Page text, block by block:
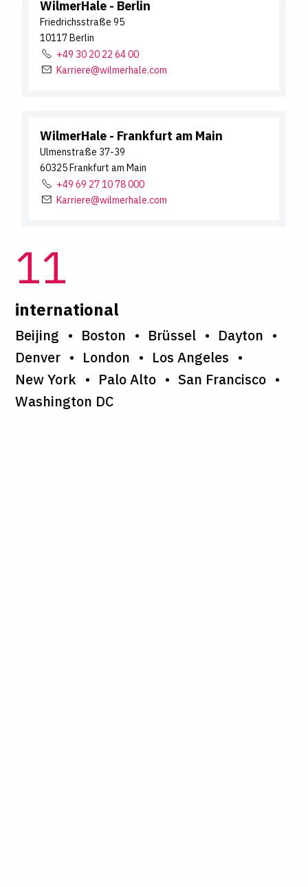
WilmerHale - Berlin
Friedrichsstraße 95
10117Berlin
+49 30 20 22 64 00
Karriere@wilmerhale.com
WilmerHale - Frankfurt am Main
Ulmenstraße 37-39
60325Frankfurt am Main
+49 69 27 10 78 000
Karriere@wilmerhale.com
11
international
Beijing Boston Brüssel
Dayton
Denver
London
Los Angeles
New York
Palo Alto
San Francisco
Washington DC